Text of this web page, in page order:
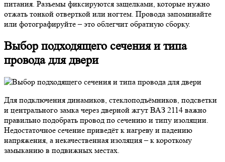
питания. Разъемы фиксируются защелками, которые нужно
отжать тонкой отверткой или ногтем. Провода запоминайте
или фотографируйте – это облегчит обратную сборку.
Выбор подходящего сечения и типа
провода для двери
Для подключения динамиков, стеклоподъёмников, подсветки
и центрального замка через дверной жгут ВАЗ 2114 важно
правильно подобрать провод по сечению и типу изоляции.
Недостаточное сечение приведёт к нагреву и падению
напряжения, а некачественная изоляция – к короткому
замыканию в подвижных местах.